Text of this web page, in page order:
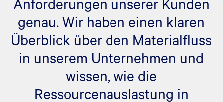
genau. Wir haben einen klaren
Überblick über den Materialfluss
in unserem Unternehmen und
wissen, wie die
Ressourcenauslastung in